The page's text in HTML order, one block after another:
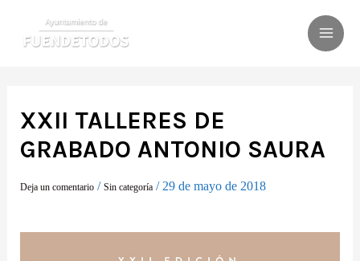
XXII TALLERES DE
GRABADO ANTONIO SAURA
Deja un comentario /Sin categoría /29 de mayo de 2018